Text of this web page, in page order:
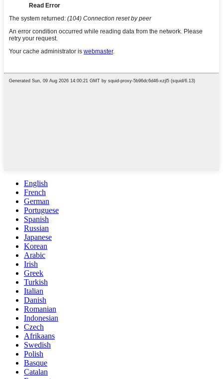
English
French
German
Portuguese
Spanish
Russian
Japanese
Korean
Arabic
Irish
Greek
Turkish
Italian
Danish
Romanian
Indonesian
Czech
Afrikaans
Swedish
Polish
Basque
Catalan